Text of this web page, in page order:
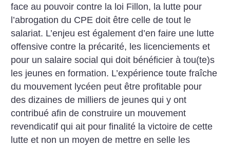
face au pouvoir contre la loi Fillon, la lutte pour
l’abrogation du CPE doit être celle de tout le
salariat. L’enjeu est également d’en faire une lutte
offensive contre la précarité, les licenciements et
pour un salaire social qui doit bénéficier à tou(te)s
les jeunes en formation. L’expérience toute fraîche
du mouvement lycéen peut être profitable pour
des dizaines de milliers de jeunes qui y ont
contribué afin de construire un mouvement
revendicatif qui ait pour finalité la victoire de cette
lutte et non un moyen de mettre en selle les